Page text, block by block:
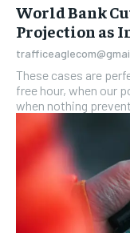
World Bank
Projection as
These cases are
free hour, when our
when nothing